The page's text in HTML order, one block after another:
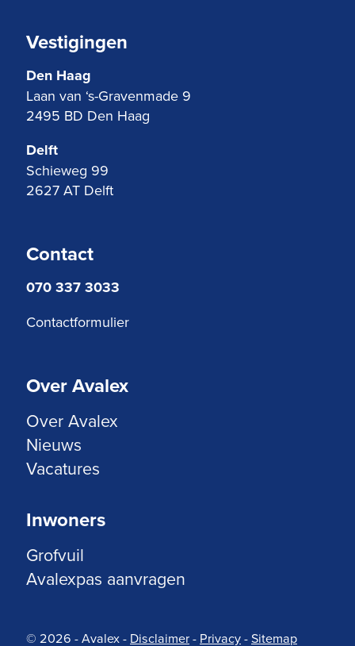
Vestigingen
Den Haag
Laan van ‘s-Gravenmade 9
2495 BD Den Haag
Delft
Schieweg 99
2627 AT Delft
Contact
070 337 3033
Contactformulier
Over Avalex
Over Avalex
Nieuws
Vacatures
Inwoners
Grofvuil
Avalexpas aanvragen
© 2026 - Avalex- Disclaimer- Privacy-Sitemap